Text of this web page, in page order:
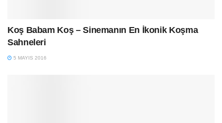
Koş Babam Koş – Sinemanın En İkonik Koşma
Sahneleri
5 MAYIS 2016